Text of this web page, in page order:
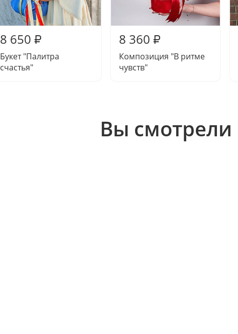
8 650 ₽
Букет "Палитра
счастья"
8 360 ₽
Композиция "В ритме
чувств"
Вы смотрели